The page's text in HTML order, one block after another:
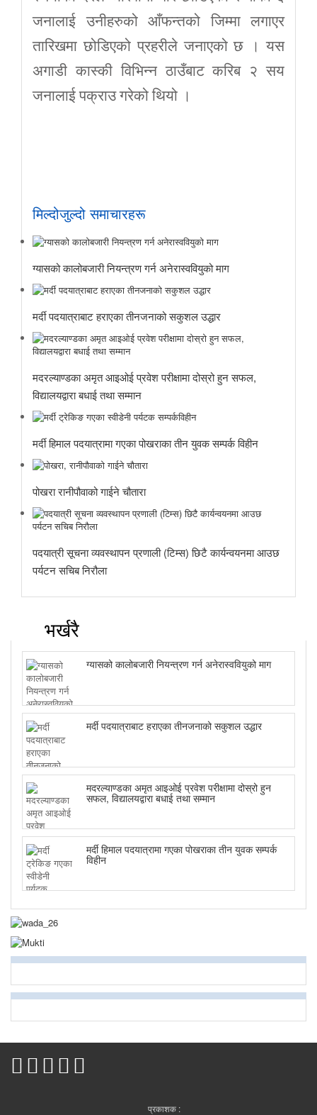
जनालाई उनीहरुको आँफन्तको जिम्मा लगाएर
तारिखमा छोडिएको प्रहरीले जनाएको छ । यस
अगाडी कास्की विभिन्न ठाउँबाट करिब २ सय
जनालाई पक्राउ गरेको थियो ।
मिल्दोजुल्दो समाचारहरू
ग्यासको कालोबजारी नियन्त्रण गर्न अनेरास्ववियुको माग
मर्दी पदयात्राबाट हराएका तीनजनाको सकुशल उद्धार
मदरल्याण्डका अमृत आइओई प्रवेश परीक्षामा दोस्रो हुन सफल,
विद्यालयद्वारा बधाई तथा सम्मान
मर्दी हिमाल पदयात्रामा गएका पोखराका तीन युवक सम्पर्क विहीन
पोखरा रानीपौवाको गाईने चौतारा
पदयात्री सूचना व्यवस्थापन प्रणाली (टिम्स) छिटै कार्यन्वयनमा आउछ
पर्यटन सचिब निरौला
भर्खरै
ग्यासको कालोबजारी नियन्त्रण गर्न अनेरास्ववियुको माग
मर्दी पदयात्राबाट हराएका तीनजनाको सकुशल उद्धार
मदरल्याण्डका अमृत आइओई प्रवेश परीक्षामा दोस्रो हुन
सफल, विद्यालयद्वारा बधाई तथा सम्मान
मर्दी हिमाल पदयात्रामा गएका पोखराका तीन युवक सम्पर्क
विहीन
प्रकाशक :